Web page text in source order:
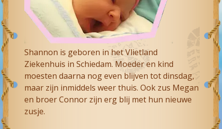
Shannon is geboren in het Vlietland
Ziekenhuis in Schiedam. Moeder en kind
moesten daarna nog even blijven tot dinsdag,
maar zijn inmiddels weer thuis. Ook zus Megan
en broer Connor zijn erg blij met hun nieuwe
zusje.